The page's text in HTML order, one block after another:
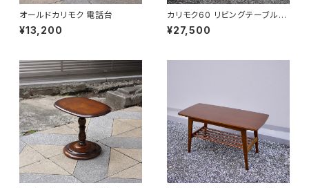
オールドカリモク 電話台
¥13,200
カリモク60 リビングテーブル
小
¥27,500